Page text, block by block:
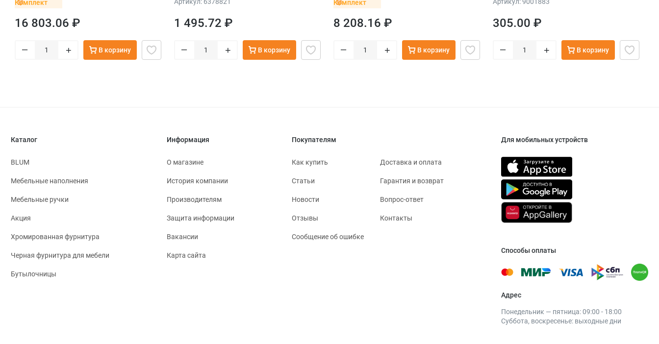
Комплект
16 803.06 ₽
– + В корзину
Артикул: 6378821
1 495.72 ₽
– + В корзину
Комплект
8 208.16 ₽
– + В корзину
Артикул: 9001883
305.00 ₽
– + В корзину
Каталог
BLUM
Мебельные наполнения
Мебельные ручки
Акция
Хромированная фурнитура
Черная фурнитура для мебели
Бутылочницы
Информация
О магазине
История компании
Производителям
Защита информации
Вакансии
Карта сайта
Покупателям
Как купить Доставка и оплата
Статьи Гарантия и возврат
Новости Вопрос-ответ
Отзывы Контакты
Сообщение об ошибке
Для мобильных устройств
Способы оплаты
Адрес
Понедельник — пятница: 09:00 - 18:00
Суббота, воскресенье: выходные дни